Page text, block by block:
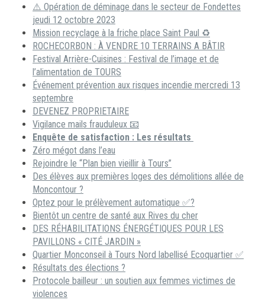
⚠️ Opération de déminage dans le secteur de Fondettes
jeudi 12 octobre 2023
Mission recyclage à la friche place Saint Paul ♻️
ROCHECORBON : À VENDRE 10 TERRAINS A BÂTIR
Festival Arrière-Cuisines : Festival de l’image et de
l’alimentation de TOURS
Événement prévention aux risques incendie mercredi 13
septembre
DEVENEZ PROPRIETAIRE
Vigilance mails frauduleux 📧
Enquête de satisfaction : Les résultats
Zéro mégot dans l’eau
Rejoindre le “Plan bien vieillir à Tours”
Des élèves aux premières loges des démolitions allée de
Moncontour ?
Optez pour le prélèvement automatique ✅?
Bientôt un centre de santé aux Rives du cher
DES RÉHABILITATIONS ÉNERGÉTIQUES POUR LES
PAVILLONS « CITÉ JARDIN »
Quartier Monconseil à Tours Nord labellisé Ecoquartier ✅
Résultats des élections ?
Protocole bailleur : un soutien aux femmes victimes de
violences